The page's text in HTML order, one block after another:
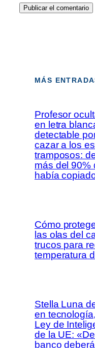
MÁS
Profesor
en letra
detectable
cazar a los
tramposos:
más del 90%
había
Cómo
las olas del
trucos para
temperatura
Stella Luna
en
Ley de
de la UE:
banco